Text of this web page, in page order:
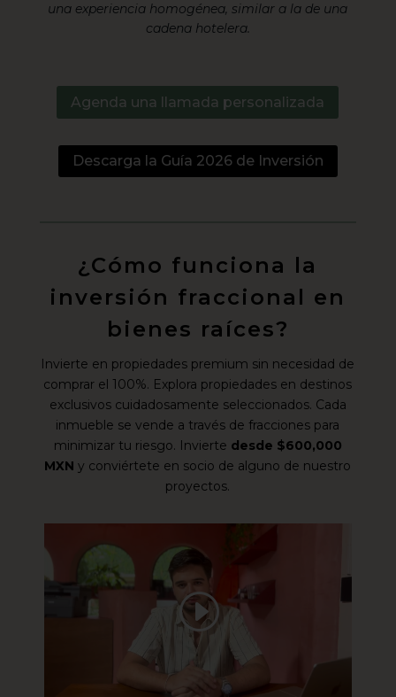
una experiencia homogénea, similar a la de una
cadena hotelera.
Agenda una llamada personalizada
Descarga la Guía 2026 de Inversión
¿Cómo funciona la
inversión fraccional en
bienes raíces?
Invierte en propiedades premium sin necesidad de
comprar el 100%. Explora propiedades en destinos
exclusivos cuidadosamente seleccionados. Cada
inmueble se vende a través de fracciones para
minimizar tu riesgo. Invierte desde $600,000
MXN y conviértete en socio de alguno de nuestro
proyectos.